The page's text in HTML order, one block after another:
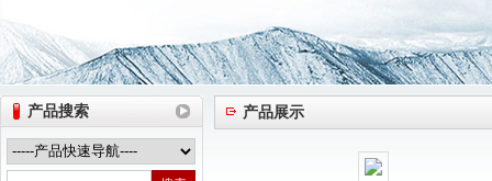
产品搜索 产品展示